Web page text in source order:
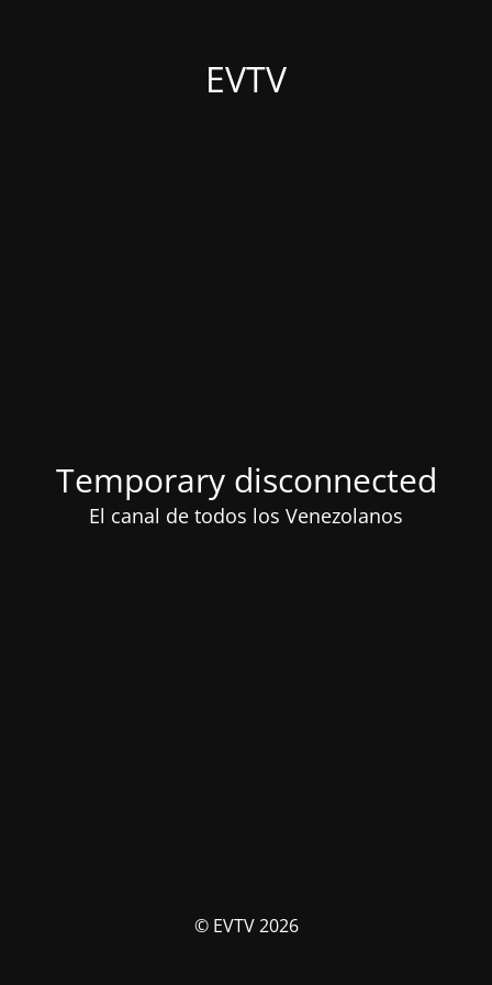
EVTV
Temporary disconnected
El canal de todos los Venezolanos
© EVTV 2026